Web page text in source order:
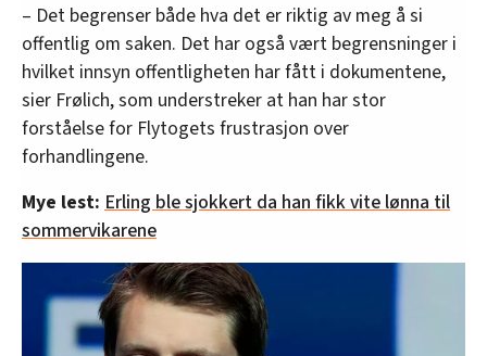
– Det begrenser både hva det er riktig av meg å si
offentlig om saken. Det har også vært begrensninger i
hvilket innsyn offentligheten har fått i dokumentene,
sier Frølich, som understreker at han har stor
forståelse for Flytogets frustrasjon over
forhandlingene.
Mye lest: Erling ble sjokkert da han fikk vite lønna til
sommervikarene